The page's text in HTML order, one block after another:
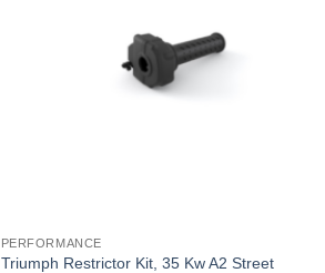
PERFORMANCE
Triumph Restrictor Kit, 35 Kw A2 Street